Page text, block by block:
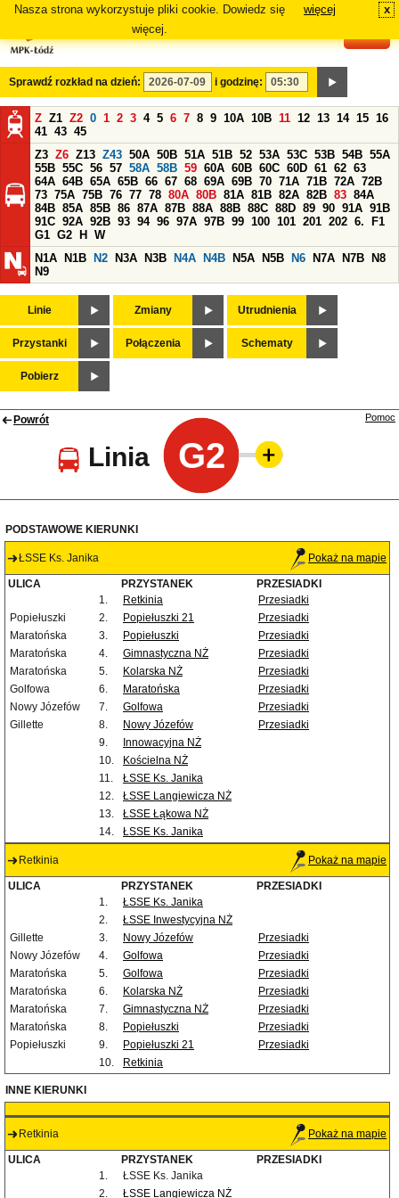
Nasza strona wykorzystuje pliki cookie. Dowiedz się
więcej.
więcej x
Sprawdź rozkład na dzień: i godzinę:
Z Z1 Z2 0 1 2 3 4 5 6 7 8 9 10A 10B 11 12 13 14 15 16
41 43 45
Z3 Z6 Z13 Z43 50A 50B 51A 51B 52 53A 53C 53B 54B 55A
55B 55C 56 57 58A 58B 59 60A 60B 60C 60D 61 62 63
64A 64B 65A 65B 66 67 68 69A 69B 70 71A 71B 72A 72B
73 75A 75B 76 77 78 80A 80B 81A 81B 82A 82B 83 84A
84B 85A 85B 86 87A 87B 88A 88B 88C 88D 89 90 91A 91B
91C 92A 92B 93 94 96 97A 97B 99 100 101 201 202 6.
F1
G1 G2 H
W
N1A
N1B N2 N3A N3B N4A N4B N5A N5B N6 N7A N7B
N8
N9
Linie Zmiany Utrudnienia
Przystanki Połączenia Schematy
Pobierz
Powrót
Linia G2
Pomoc
PODSTAWOWE KIERUNKI
ŁSSE Ks. Janika Pokaż na mapie
ULICA PRZYSTANEK
PRZESIADKI
1.
Retkinia
Przesiadki
Popiełuszki
2. Popiełuszki 21
Przesiadki
Maratońska
3. Popiełuszki
Przesiadki
Maratońska
4. Gimnastyczna NŻ
Przesiadki
Maratońska
5. Kolarska NŻ
Przesiadki
Golfowa
6. Maratońska
Przesiadki
Nowy Józefów
7. Golfowa
Przesiadki
Gillette
8. Nowy Józefów
Przesiadki
9.
Innowacyjna NŻ
10.
Kościelna NŻ
11.
ŁSSE Ks. Janika
12.
ŁSSE Langiewicza NŻ
13.
ŁSSE Łąkowa NŻ
14.
ŁSSE Ks. Janika
Retkinia Pokaż na mapie
ULICA PRZYSTANEK
PRZESIADKI
1.
ŁSSE Ks. Janika
2.
ŁSSE Inwestycyjna NŻ
Gillette
3. Nowy Józefów
Przesiadki
Nowy Józefów
4. Golfowa
Przesiadki
Maratońska
5. Golfowa
Przesiadki
Maratońska
6. Kolarska NŻ
Przesiadki
Maratońska
7. Gimnastyczna NŻ
Przesiadki
Maratońska
8. Popiełuszki
Przesiadki
Popiełuszki
9. Popiełuszki 21
Przesiadki
10.
Retkinia
INNE KIERUNKI
Retkinia Pokaż na mapie
ULICA PRZYSTANEK
PRZESIADKI
1.
ŁSSE Ks. Janika
2.
ŁSSE Langiewicza NŻ